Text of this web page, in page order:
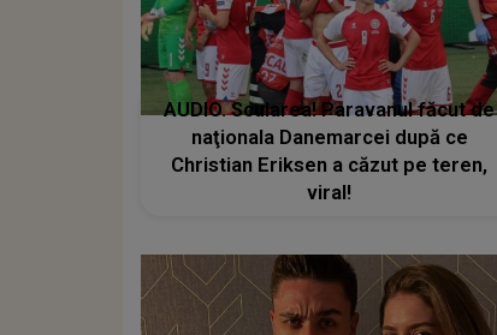
AUDIO. Scularea! Paravanul făcut de
naţionala Danemarcei după ce
Christian Eriksen a căzut pe teren,
viral!